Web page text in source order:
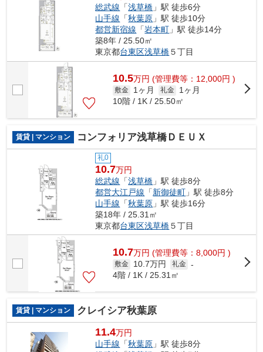
総武線 「浅草橋 」駅 徒歩6分
山手線 「秋葉原 」駅 徒歩10分
都営新宿線 「岩本町 」駅 徒歩14分
築8年 / 25.50㎡
東京都台東区浅草橋５丁目
10.5万円 (管理費等：12,000円 )
敷金 1ヶ月 礼金
1ヶ月
10階 / 1K / 25.50㎡
賃貸 | マンション コンフォリア浅草橋ＤＥＵＸ
礼0
10.7万円
総武線 「浅草橋 」駅 徒歩8分
都営大江戸線 「新御徒町 」駅 徒歩8分
山手線 「秋葉原 」駅 徒歩16分
築18年 / 25.31㎡
東京都台東区浅草橋５丁目
10.7万円 (管理費等：8,000円 )
敷金 10.7万円 礼金 -
4階 / 1K / 25.31㎡
賃貸 | マンション クレイシア秋葉原
11.4万円
山手線 「秋葉原 」駅 徒歩8分